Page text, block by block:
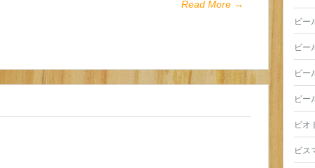
Read More →
ビー
ビー
ビー
ビー
ビオ
ビス